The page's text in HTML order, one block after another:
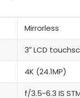
Mirrorless
3″ LCD
4K (24.1MP)
f/3.5-6.3 IS